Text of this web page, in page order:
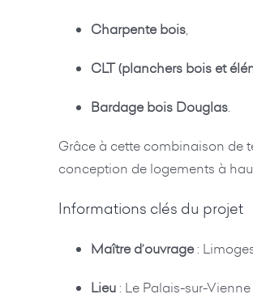
Charpente bois,
CLT (planchers bois et
Bardage bois Douglas.
Grâce à cette combinaison de
conception de logements à
Informations clés du projet
Maître d’ouvrage:
Lieu: Le Palais-sur-Vienne